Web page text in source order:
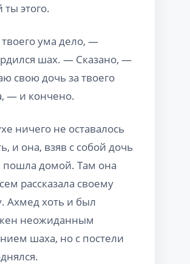
ты этого.
ума дело, —
шах. — Сказано, —
свою дочь за твоего
— и кончено.
ничего не оставалось
и она, взяв с собой дочь
пошла домой. Там она
рассказала своему
Ахмед хоть и был
неожиданным
шаха, но с постели